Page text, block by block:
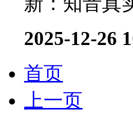
2025-12-26
首页
上一页